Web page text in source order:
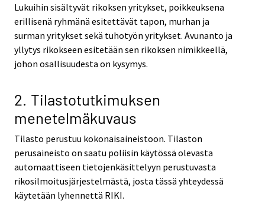
Lukuihin sisältyvät rikoksen yritykset, poikkeuksena
erillisenä ryhmänä esitettävät tapon, murhan ja
surman yritykset sekä tuhotyön yritykset. Avunanto ja
yllytys rikokseen esitetään sen rikoksen nimikkeellä,
johon osallisuudesta on kysymys.
2. Tilastotutkimuksen
menetelmäkuvaus
Tilasto perustuu kokonaisaineistoon. Tilaston
perusaineisto on saatu poliisin käytössä olevasta
automaattiseen tietojenkäsittelyyn perustuvasta
rikosilmoitusjärjestelmästä, josta tässä yhteydessä
käytetään lyhennettä RIKI.